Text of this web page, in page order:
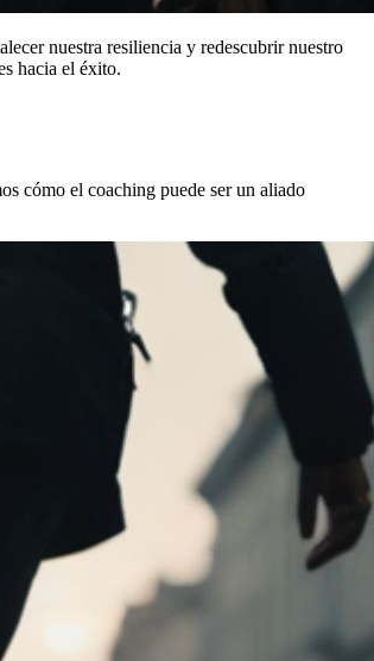
nuestra resiliencia y redescubrir nuestro
hacia el éxito.
cómo el coaching puede ser un aliado